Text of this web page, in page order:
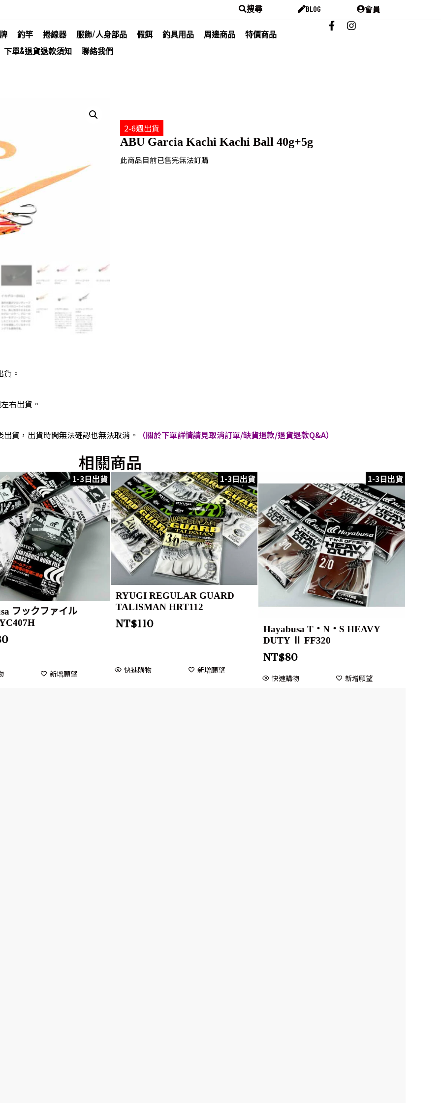
搜尋 BLOG 會員
釣竿 捲線器 服飾/人身部品 假餌 釣具用品 周邊商品
特價商品
下單&退貨退款須知
聯絡我們
2-6週出貨
ABU Garcia Kachi Kachi Ball 40g+5g
此商品目前已售完無法訂購
。
右出貨。
貨，出貨時間無法確認也無法取消。 （關於下單詳情請見取消訂單/缺貨退款/退貨退款Q&A）
相關商品
1-3日出貨
フックファイル
新增願望
1-3日出貨
RYUGI REGULAR GUARD
TALISMAN HRT112
NT$110
快速購物 新增願望
1-3日出貨
Hayabusa T・N・S HEAVY
DUTY Ⅱ FF320
NT$80
快速購物 新增願望